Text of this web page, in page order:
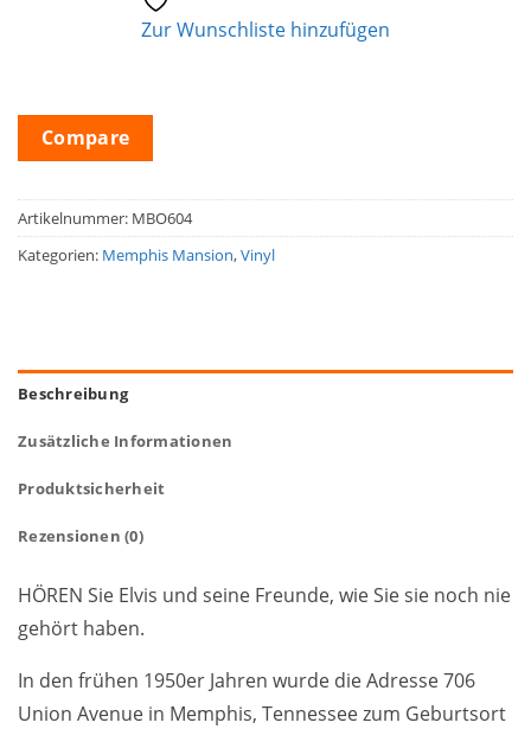
Zur Wunschliste hinzufügen
Compare
Artikelnummer: MBO604
Kategorien: Memphis Mansion,Vinyl
Beschreibung
Zusätzliche Informationen
Produktsicherheit
Rezensionen (0)
HÖREN Sie Elvis und seine Freunde, wie Sie sie noch nie
gehört haben.
In den frühen 1950er Jahren wurde die Adresse 706
Union Avenue in Memphis, Tennessee zum Geburtsort